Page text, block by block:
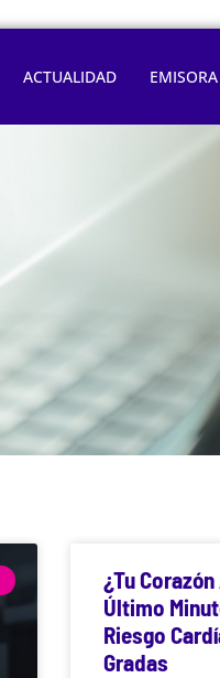
ACTUALIDAD
¿Tu
Último
Riesgo
Gradas